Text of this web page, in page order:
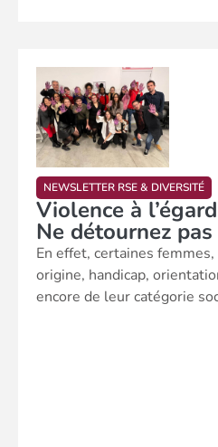
NEWSLETTER RSE & DIVERSITÉ
Violence à
Ne détournez
En effet, certaines
origine, handicap,
encore de leur catégorie